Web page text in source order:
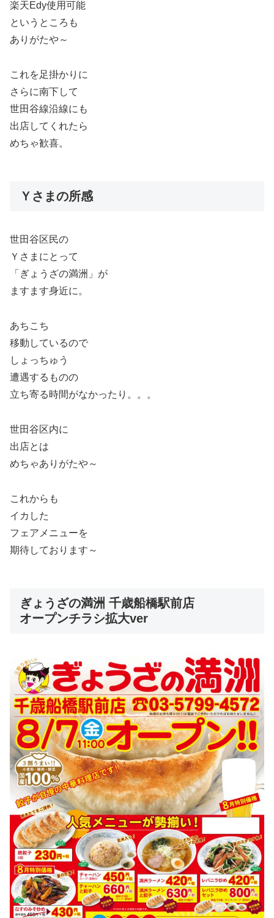
楽天Edy使用可能
というところも
ありがたや～
これを足掛かりに
さらに南下して
世田谷線沿線にも
出店してくれたら
めちゃ歓喜。
Ｙさまの所感
世田谷区民の
Ｙさまにとって
「ぎょうざの満洲」が
ますます身近に。
あちこち
移動しているので
しょっちゅう
遭遇するものの
立ち寄る時間がなかったり。。。
世田谷区内に
出店とは
めちゃありがたや～
これからも
イカした
フェアメニューを
期待しております～
ぎょうざの満洲 千歳船橋駅前店
オープンチラシ拡大ver